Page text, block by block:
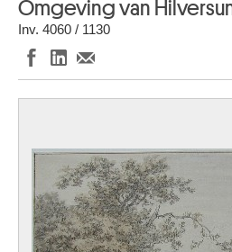
Omgeving van
Inv. 4060 / 1130